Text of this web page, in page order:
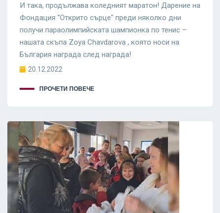
И така, продължава коледният маратон! Дарение на
Фондация "Открито сърце" преди няколко дни
получи параолимпийската шампионка по тенис –
нашата скъпа Zoya Chavdarova , която носи на
България награда след награда!
20.12.2022
ПРОЧЕТИ ПОВЕЧЕ